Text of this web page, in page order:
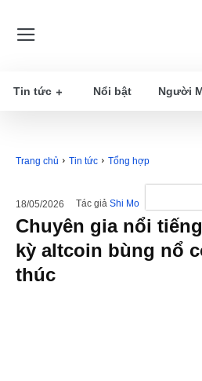
Tin tức Nổi bật Người
Trang chủ Tin tức Tổng hợp
18/05/2026 Tác giả Shi Mo
Chuyên gia nổi
kỳ altcoin bùng nổ
thúc